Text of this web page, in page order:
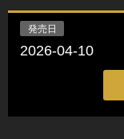
発売日
2026-04-10